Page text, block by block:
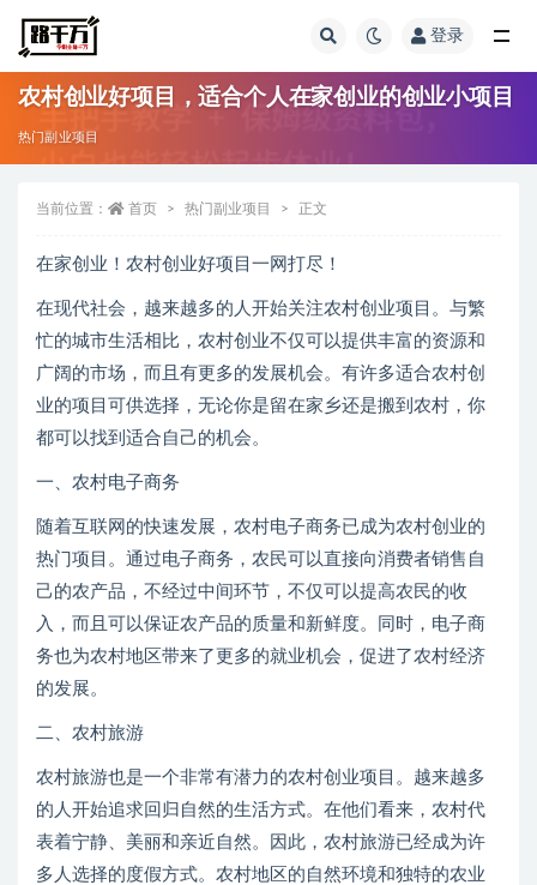
登录
农村创业好项目，适合个人在家创业的创业小项目
热门副业项目
当前位置： 首页 热门副业项目 正文
在家创业！农村创业好项目一网打尽！
在现代社会，越来越多的人开始关注农村创业项目。与繁
忙的城市生活相比，农村创业不仅可以提供丰富的资源和
广阔的市场，而且有更多的发展机会。有许多适合农村创
业的项目可供选择，无论你是留在家乡还是搬到农村，你
都可以找到适合自己的机会。
一、农村电子商务
随着互联网的快速发展，农村电子商务已成为农村创业的
热门项目。通过电子商务，农民可以直接向消费者销售自
己的农产品，不经过中间环节，不仅可以提高农民的收
入，而且可以保证农产品的质量和新鲜度。同时，电子商
务也为农村地区带来了更多的就业机会，促进了农村经济
的发展。
二、农村旅游
农村旅游也是一个非常有潜力的农村创业项目。越来越多
的人开始追求回归自然的生活方式。在他们看来，农村代
表着宁静、美丽和亲近自然。因此，农村旅游已经成为许
多人选择的度假方式。农村地区的自然环境和独特的农业